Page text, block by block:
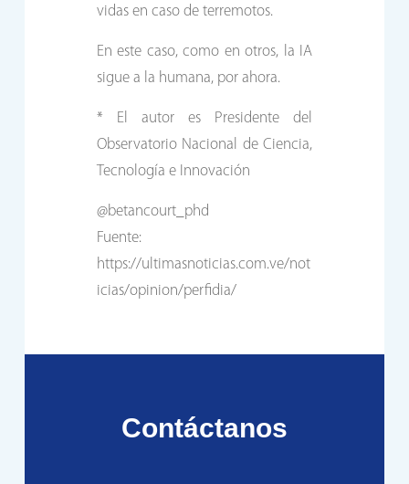
vidas en caso de terremotos.
En este caso, como en otros, la IA
sigue a la humana, por ahora.
* El autor es Presidente del
Observatorio Nacional de Ciencia,
Tecnología e Innovación
@betancourt_phd
Fuente:
https://ultimasnoticias.com.ve/not
icias/opinion/perfidia/
Contáctanos